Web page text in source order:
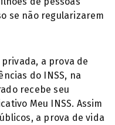
se não regularizarem
a prova de
do INSS, na
recebe seu
Meu INSS. Assim
a prova de vida